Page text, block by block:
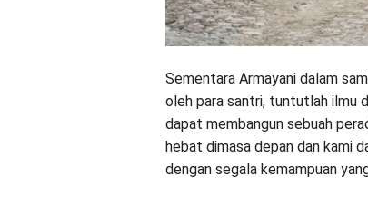
Sementara Armayani dalam
oleh para santri, tuntutlah ilmu
dapat membangun sebuah
hebat dimasa depan dan kami
dengan segala kemampuan